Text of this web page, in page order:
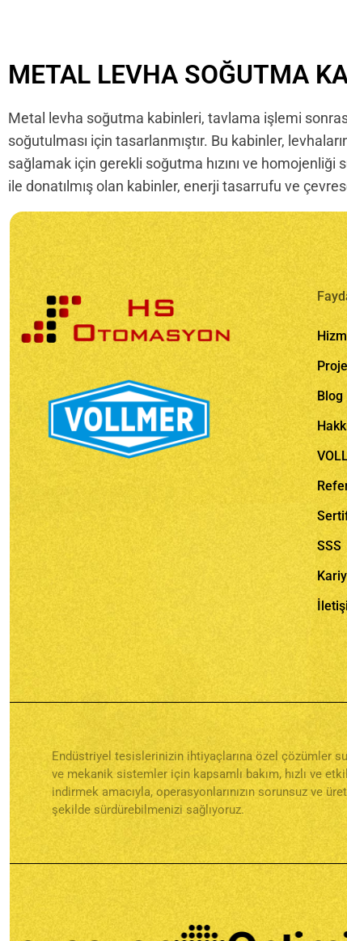
METAL LEVHA SOĞUTMA
Metal levha soğutma kabinleri, tavlama işlemi
soğutulması için tasarlanmıştır. Bu kabinler,
sağlamak için gerekli soğutma hızını ve
ile donatılmış olan kabinler, enerji tasarrufu ve
Blog
SSS
Endüstriyel tesislerinizin ihtiyaçlarına özel çözümler
ve mekanik sistemler için kapsamlı bakım, hızlı ve
indirmek amacıyla, operasyonlarınızın sorunsuz ve
şekilde sürdürebilmenizi sağlıyoruz.